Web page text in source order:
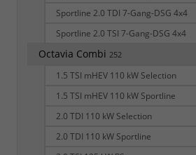
Sportline 2.0 TDI 7-Gang-DSG 4x4
Sportline 2.0 TSI 7-Gang-DSG 4x4
Octavia Combi 252
1.5 TSI mHEV 110 kW Selection
1.5 TSI mHEV 110 kW Sportline
2.0 TDI 110 kW Selection
2.0 TDI 110 kW Sportline